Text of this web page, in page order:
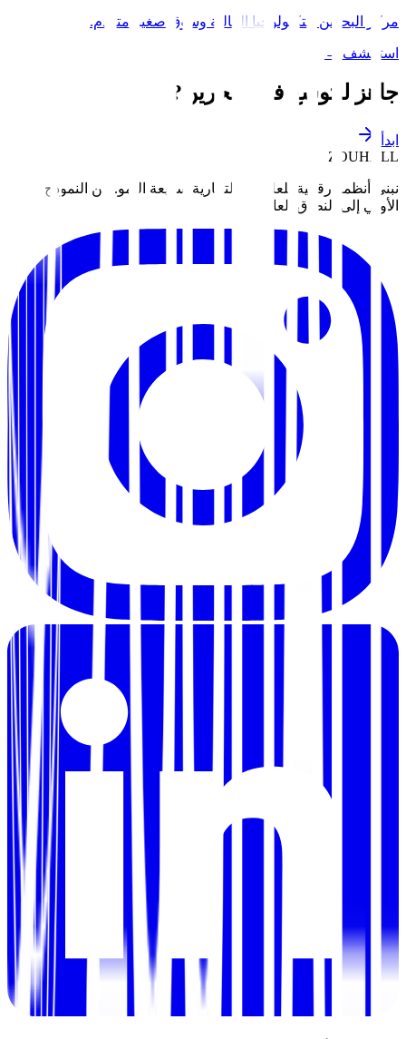
مركز البحرين للتكنولوجيا المالية وسوق صغير متقدم.
استكشف →
جاهز للتوسع في البحرين ?
ابدأ
ZOUHALL
نبني أنظمة رقمية للعلامات التجارية سريعة النمو. من النموذج
الأولي إلى النطاق العالمي.